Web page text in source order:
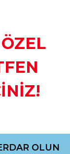
formunu
OLUN